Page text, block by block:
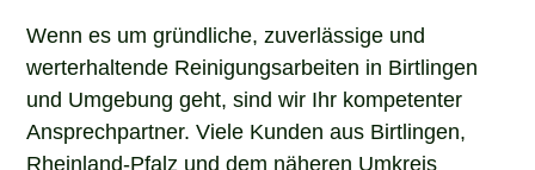
Wenn es um gründliche, zuverlässige und
werterhaltende Reinigungsarbeiten in Birtlingen
und Umgebung geht, sind wir Ihr kompetenter
Ansprechpartner. Viele Kunden aus Birtlingen,
Rheinland-Pfalz und dem näheren Umkreis